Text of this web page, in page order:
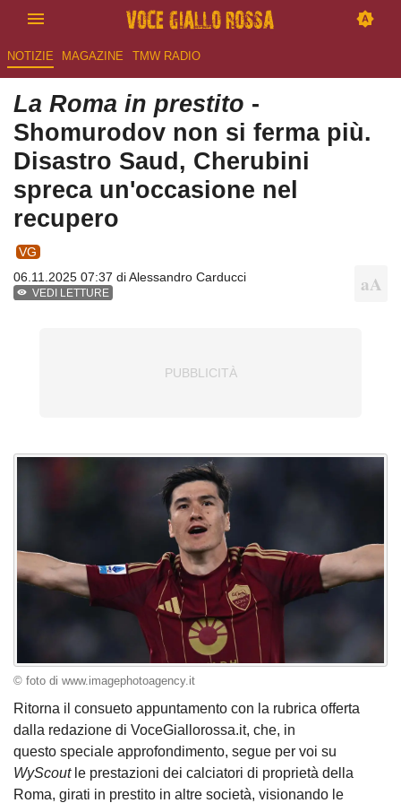
NOTIZIE MAGAZINE TMW RADIO
La Roma in prestito -
Shomurodov non si ferma più.
Disastro Saud, Cherubini
spreca un'occasione nel
recupero
VG
06.11.2025 07:37 diAlessandro Carducci
VEDI LETTURE
© foto di www.imagephotoagency.it
Ritorna il consueto appuntamento con la rubrica offerta
dalla redazione di VoceGiallorossa.it, che, in
questo speciale approfondimento, segue per voi su
WyScout le prestazioni dei calciatori di proprietà della
Roma, girati in prestito in altre società, visionando le